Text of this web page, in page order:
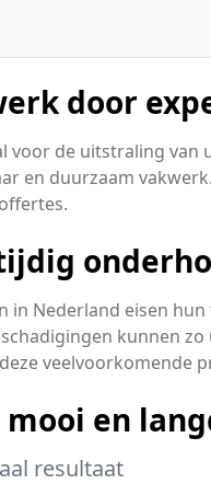
door
voor de uitstraling van
en duurzaam
in Nederland eisen
kunnen
veelvoorkomende
mooi en
resultaat